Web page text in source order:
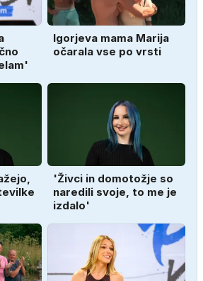
Igorjeva mama Marija
očarala vse po vrsti
'Živci in domotožje so
naredili svoje, to me je
izdalo'